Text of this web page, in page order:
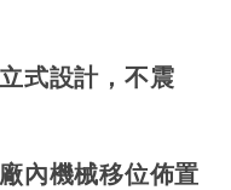
式設計，不震
內機械移位佈置